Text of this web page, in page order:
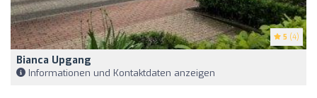
5 (4)
Bianca Upgang
Informationen und Kontaktdaten anzeigen